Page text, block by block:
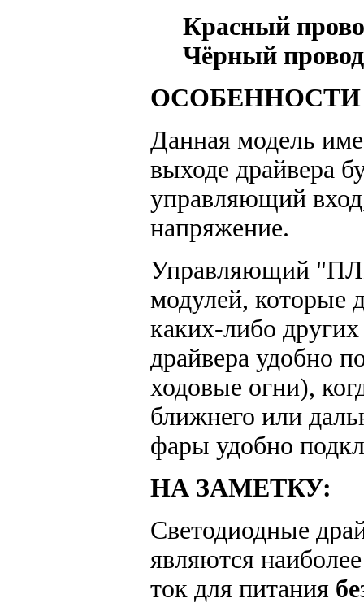
Красный
Чёрный провод
Данная модель
выходе драйвера
управляющий
напряжение.
Управляющий
модулей, которые
каких-либо
драйвера удобно
ходовые огни),
ближнего или
фары удобно
НА ЗАМЕТКУ:
Светодиодные
являются
ток для питания